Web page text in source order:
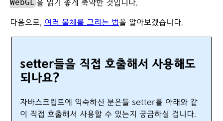
WebGL 을 읽기 좋게 축약한 것입니다.
다음으로, 여러 물체를 그리는 법을 알아보겠습니다.
setter들을 직접 호출해서 사용해도
되나요?
자바스크립트에 익숙하신 분은들 setter를 아래와 같
이 직접 호출해서 사용할 수 있는지 궁금하실 겁니다.